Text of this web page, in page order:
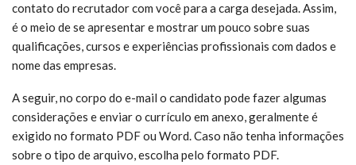
contato do recrutador com você para a carga desejada. Assim,
é o meio de se apresentar e mostrar um pouco sobre suas
qualificações, cursos e experiências profissionais com dados e
nome das empresas.
A seguir, no corpo do e-mail o candidato pode fazer algumas
considerações e enviar o currículo em anexo, geralmente é
exigido no formato PDF ou Word. Caso não tenha informações
sobre o tipo de arquivo, escolha pelo formato PDF.